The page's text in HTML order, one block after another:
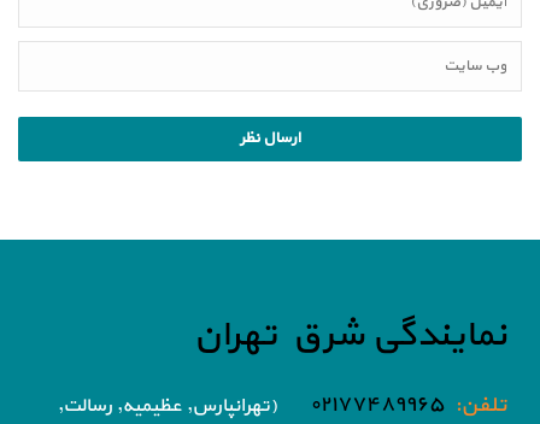
نمایندگی شرق تهران
تلفن: ۰۲۱۷۷۴۸۹۹۶۵
(تهرانپارس, عظیمیه, رسالت,